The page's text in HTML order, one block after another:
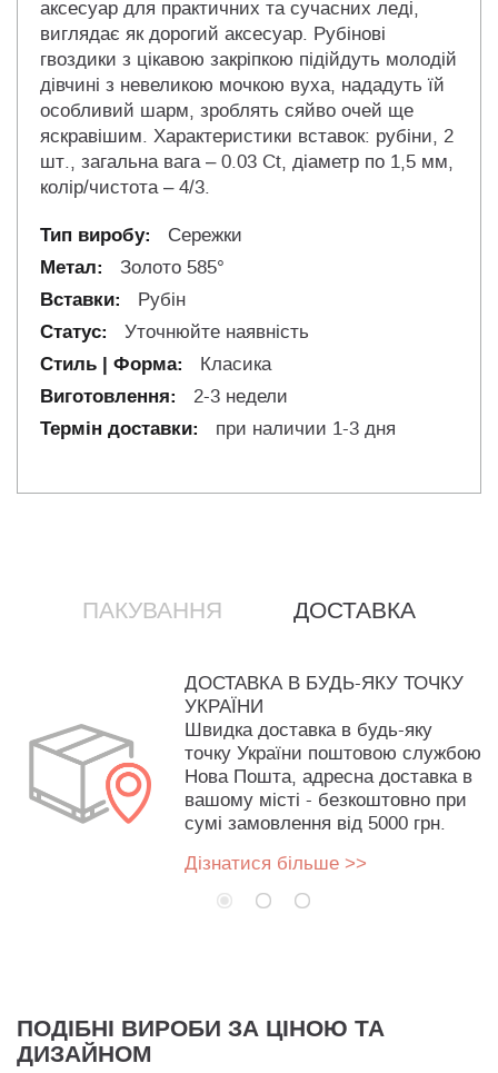
аксесуар для практичних та сучасних леді,
виглядає як дорогий аксесуар. Рубінові
гвоздики з цікавою закріпкою підійдуть молодій
дівчині з невеликою мочкою вуха, нададуть їй
особливий шарм, зроблять сяйво очей ще
яскравішим. Характеристики вставок: рубіни, 2
шт., загальна вага – 0.03 Ct, діаметр по 1,5 мм,
колір/чистота – 4/3.
Сережки
Золото 585°
Рубін
Уточнюйте наявність
Класика
2-3 недели
при наличии 1-3 дня
ПАКУВАННЯ ДОСТАВКА
ДОСТАВКА В БУДЬ-ЯКУ ТОЧКУ
УКРАЇНИ
Швидка доставка в будь-яку
точку України поштовою службою
Нова Пошта, адресна доставка в
вашому місті - безкоштовно при
сумі замовлення від 5000 грн.
Дізнатися більше >>
ПОДІБНІ ВИРОБИ ЗА ЦІНОЮ ТА
ДИЗАЙНОМ